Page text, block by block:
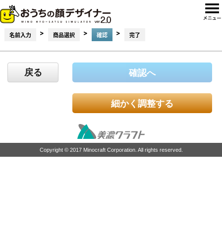
名前入力 > 商品選択 > 確認 > 完了
戻る 確認へ
細かく調整する
Copyright © 2017 Minocraft Corporation. All rights reserved.